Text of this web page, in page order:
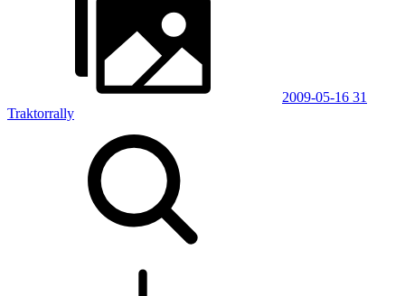
2009-05-16 31
Traktorrally